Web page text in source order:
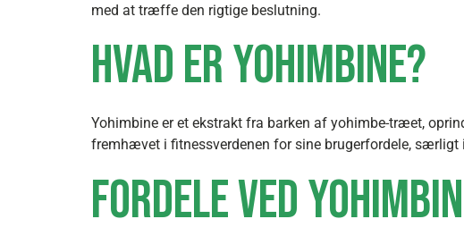
med at træffe den rigtige beslutning.
Hvad er Yohimbine?
Yohimbine er et ekstrakt fra barken af yohimbe-træet,
fremhævet i fitnessverdenen for sine brugerfordele,
Fordele ved